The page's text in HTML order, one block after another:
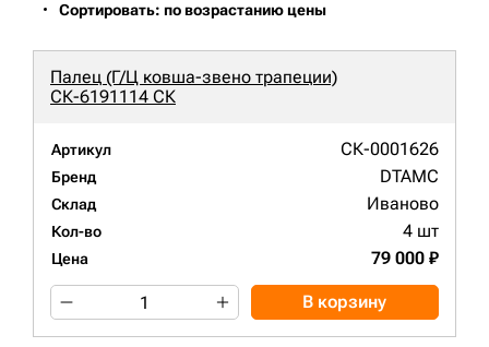
Сортировать: по возрастанию цены
Палец (Г/Ц ковша-звено трапеции)
СК-6191114 СК
Артикул СК-0001626
Бренд DTAMC
Склад Иваново
Кол-во 4 шт
Цена 79 000 ₽
В корзину